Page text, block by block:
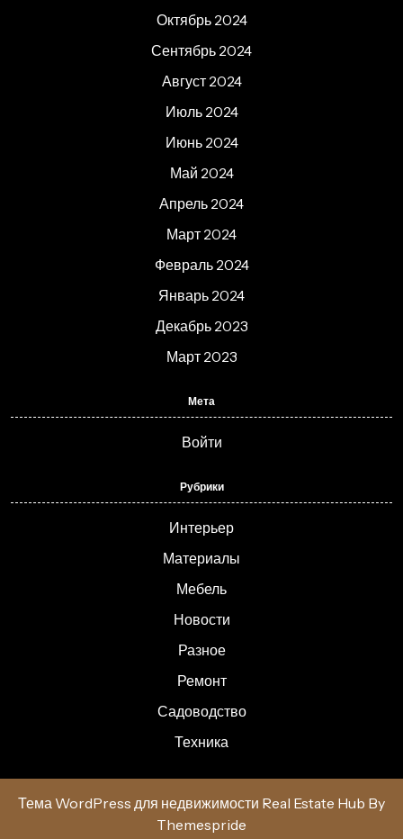
Октябрь 2024
Сентябрь 2024
Август 2024
Июль 2024
Июнь 2024
Май 2024
Апрель 2024
Март 2024
Февраль 2024
Январь 2024
Декабрь 2023
Март 2023
Мета
Войти
Рубрики
Интерьер
Материалы
Мебель
Новости
Разное
Ремонт
Садоводство
Техника
Тема WordPress для недвижимости Real Estate Hub By
Themespride